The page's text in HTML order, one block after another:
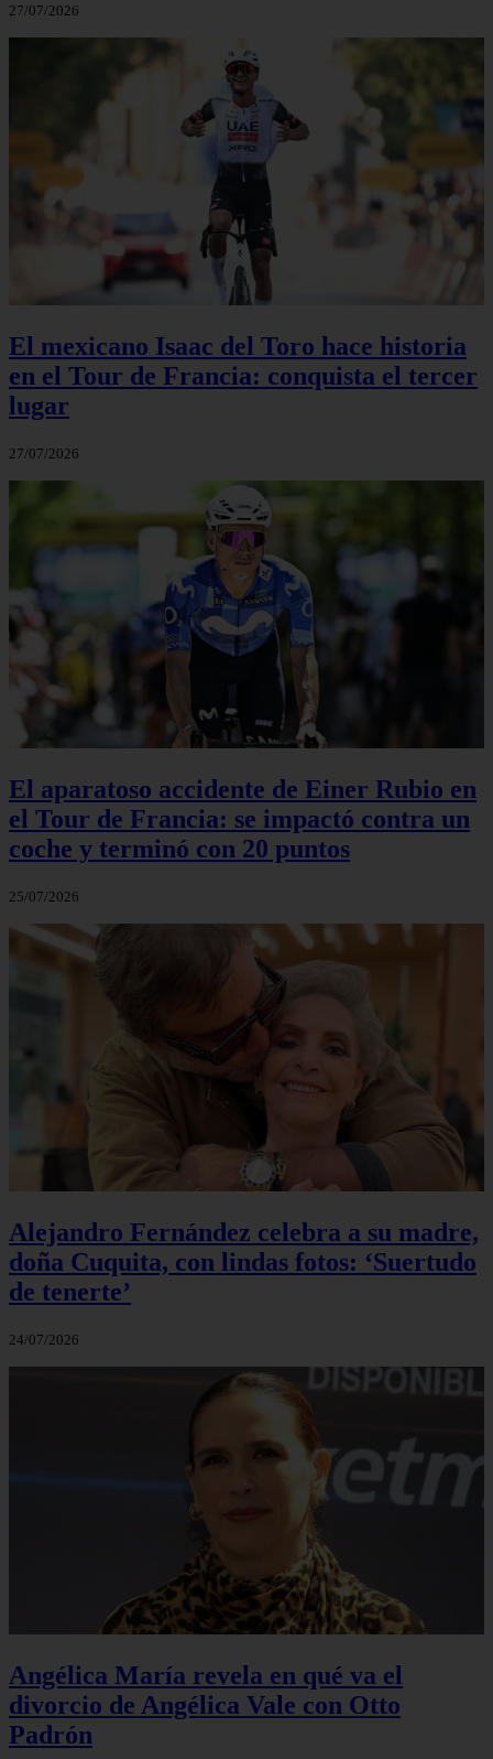
27/07/2026
El mexicano Isaac del Toro hace historia
en el Tour de Francia: conquista el tercer
lugar
27/07/2026
El aparatoso accidente de Einer Rubio en
el Tour de Francia: se impactó contra un
coche y terminó con 20 puntos
25/07/2026
Alejandro Fernández celebra a su madre,
doña Cuquita, con lindas fotos: ‘Suertudo
de tenerte’
24/07/2026
Angélica María revela en qué va el
divorcio de Angélica Vale con Otto
Padrón